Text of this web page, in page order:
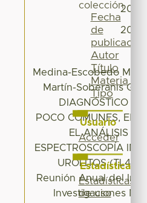
Medina-Escobedo M,
Martín-Soberanis G,
DIAGNÓSTICO
POCO COMUNES, EN
EL ANÁLISIS
ESPECTROSCOPÍA
UROLITOS
Reunión Anual del
Investigaciones
colección
Fecha
de
publicación
Autor
Título
Materia
Tipo
Usuario
Acceder
Estadísticas
Estadísticas
de uso